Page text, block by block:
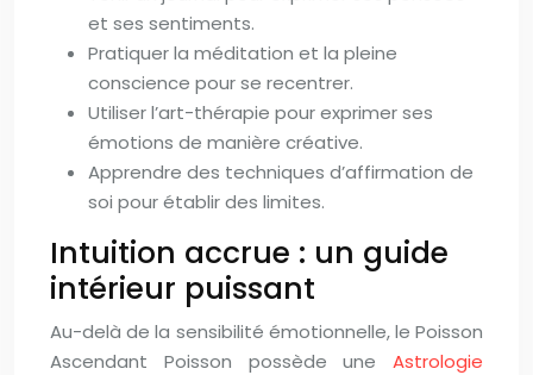
et ses sentiments.
Pratiquer la méditation et la pleine
conscience pour se recentrer.
Utiliser l’art-thérapie pour exprimer ses
émotions de manière créative.
Apprendre des techniques d’affirmation de
soi pour établir des limites.
Intuition accrue : un guide
intérieur puissant
Au-delà de la sensibilité émotionnelle, le Poisson
Ascendant Poisson possède une Astrologie